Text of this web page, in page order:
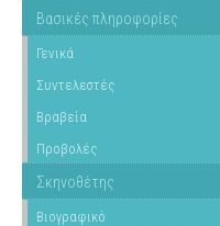
Βασικές πληροφορίες
Γενικά
Συντελεστές
Βραβεία
Προβολές
Σκηνοθέτης
Βιογραφικό